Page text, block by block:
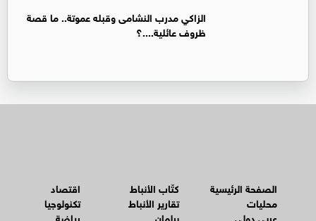
الزاكي مدرب النشامى وقبله عموتة.. ما قصة
ظروف عائلية....؟
الصفحة الرئيسية
محليات
عربي دولي
كتّاب الأنباط
تقارير الأنباط
برلمان
اقتصاد
تكنولوجيا
رياضة